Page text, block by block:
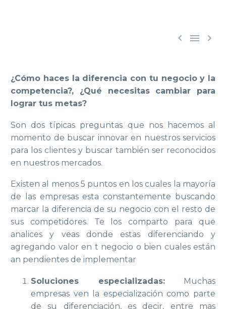
  
¿Cómo haces la diferencia con tu negocio y la
competencia?, ¿Qué necesitas cambiar para
lograr tus metas?
Son dos típicas preguntas que nos hacemos al
momento de buscar innovar en nuestros servicios
para los clientes y buscar también ser reconocidos
en nuestros mercados.
Existen al menos 5 puntos en los cuales la mayoría
de las empresas esta constantemente buscando
marcar la diferencia de su negocio con el resto de
sus competidores. Te los comparto para que
analices y veas donde estas diferenciando y
agregando valor en t negocio o bien cuales están
an pendientes de implementar
Soluciones especializadas:Muchas
empresas ven la especialización como parte
de su diferenciación, es decir, entre mas